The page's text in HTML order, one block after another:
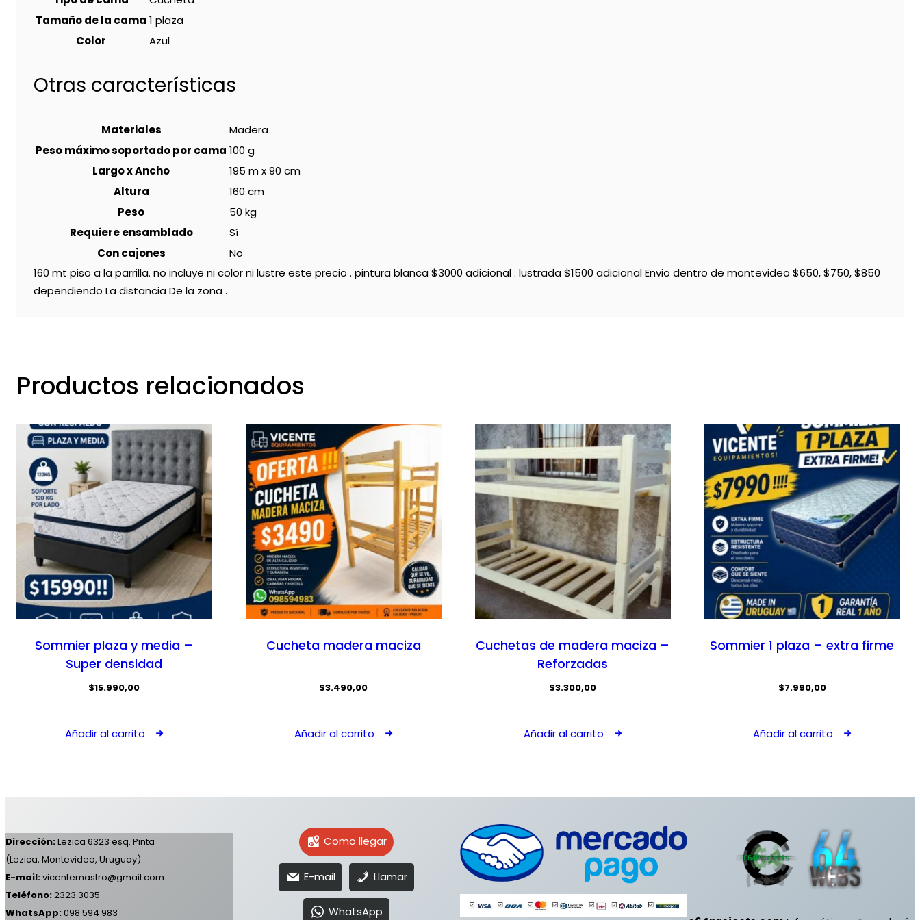
Tamaño de la cama 1 plaza
Color
Azul
Otras características
Materiales
Madera
Peso máximo soportado por cama 100 g
Largo x Ancho
195 m x 90 cm
Altura
160 cm
Peso
50 kg
Requiere ensamblado
Sí
Con cajones
No
160 mt piso a la parrilla. no incluye ni color ni lustre este precio . pintura blanca $3000 adicional . lustrada $1500 adicional Envio dentro de montevideo $650, $750, $850
dependiendo La distancia De la zona .
Productos relacionados
Sommier plaza y media –
Super densidad
$15.990,00
Añadir al carrito
Cucheta madera maciza
$3.490,00
Añadir al carrito
Cuchetas de madera maciza –
Reforzadas
$3.300,00
Añadir al carrito
Sommier 1 plaza – extra firme
$7.990,00
Añadir al carrito
Dirección: Lezica 6323 esq. Pinta
(Lezica, Montevideo, Uruguay).
E-mail:vicentemastro@gmail.com
Teléfono:2323 3035
WhatsApp:098 594 983
Como llegar
E-mail Llamar
WhatsApp